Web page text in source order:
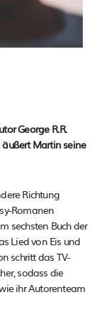
George R.R.
Martin seine
Richtung
Romanen
sechsten Buch der
Lied von Eis und
schritt das TV-
sodass die
ihr Autorenteam